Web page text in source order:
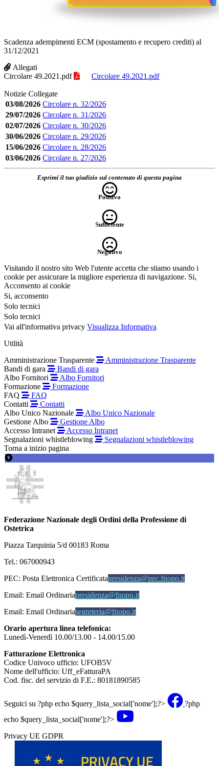
Scadenza adempimenti ECM (spostamento e recupero crediti) al
31/12/2021
Allegati
Circolare 49.2021.pdf
Circolare 49.2021.pdf
Notizie Collegate
03/08/2026 Circolare n. 32/2026
29/07/2026 Circolare n. 31/2026
02/07/2026 Circolare n. 30/2026
30/06/2026 Circolare n. 29/2026
15/06/2026 Circolare n. 28/2026
03/06/2026 Circolare n. 27/2026
Esprimi il tuo giudizio sul contenuto di questa pagina
Positivo
Sufficiente
Negativo
Visitando il nostro sito Web l'utente accetta che stiamo usando i
cookie per assicurare la migliore esperienza di navigazione. Si,
Acconsento ai cookie
Si, acconsento
Solo tecnici
Solo tecnici
Vai all'informativa privacy Visualizza Informativa
Utilità
Amministrazione Trasparente
Amministrazione Trasparente
Bandi di gara
Bandi di gara
Albo Fornitori
Albo Fornitori
Formazione
Formazione
FAQ
FAQ
Contatti
Contatti
Albo Unico Nazionale
Albo Unico Nazionale
Gestione Albo
Gestione Albo
Accesso Intranet
Accesso Intranet
Segnalazioni whistleblowing
Segnalazioni whistleblowing
Torna a inizio pagina
Federazione Nazionale degli Ordini della Professione di
Ostetrica
Piazza Tarquinia 5/d 00183 Roma
Tel.: 067000943
PEC: Posta Elettronica Certificatapresidenza@pec.fnopo.it
Email: Email Ordinariapresidenza@fnopo.it
Email: Email Ordinariasegreteria@fnopo.it
Orario apertura linea telefonica:
Lunedì-Venerdì 10.00/13.00 - 14.00/15.00
Fatturazione Elettronica
Codice Univoco ufficio: UFOB5V
Nome dell'ufficio: Uff_eFatturaPA
Cod. fisc. del servizio di F.E.: 80181890585
Seguici su ?php echo $query_lista_social['nome'];?>
?php
echo $query_lista_social['nome'];?>
Privacy UE GDPR